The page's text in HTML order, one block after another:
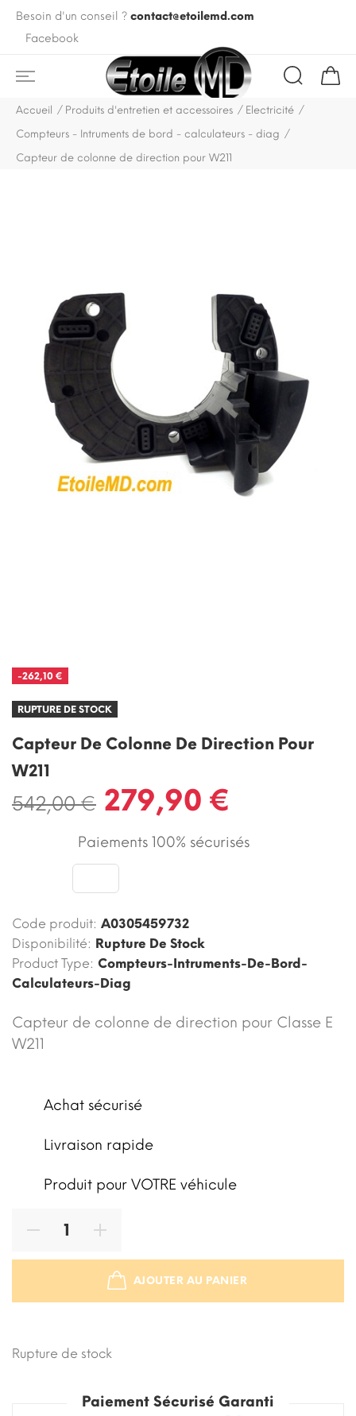
Besoin d'un conseil ? contact@etoilemd.com
Facebook
Accueil Produits d'entretien et accessoires
Electricité
Compteurs - Intruments de bord - calculateurs - diag
Capteur de colonne de direction pour W211
-262,10 €
RUPTURE DE STOCK
Capteur De Colonne De Direction Pour
W211
542,00 € 279,90 €
Paiements 100% sécurisés
Code produit: A0305459732
Disponibilité: Rupture De Stock
Product Type: Compteurs-Intruments-De-Bord-
Calculateurs-Diag
Capteur de colonne de direction pour Classe E
W211
Achat sécurisé
Livraison rapide
Produit pour VOTRE véhicule
AJOUTER AU PANIER
Rupture de stock
Paiement Sécurisé Garanti